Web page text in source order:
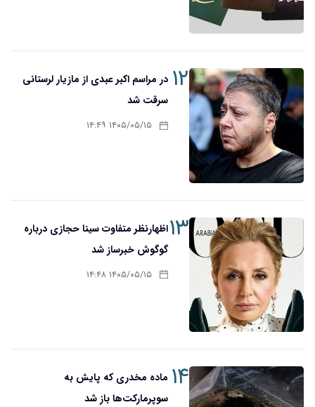
۱۲ در مراسم اکبر عبدی از مازیار لرستانی
سرقت شد
۱۴۰۵/۰۵/۱۵ ۱۴:۴۹
۱۳اظهارنظر متفاوت سینا حجازی درباره
گوگوش خبرساز شد
۱۴۰۵/۰۵/۱۵ ۱۴:۴۸
۱۴ ماده مخدری که پایش به
سوپرمارکت‌ها باز شد